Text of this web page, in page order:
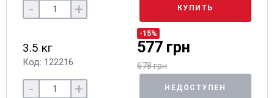
- + КУПИТЬ
3.5 кг
Код: 122216
-15%
577 грн
678 грн
- + НЕДОСТУПЕН